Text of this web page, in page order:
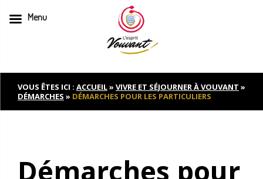
to
contentVOUS ÊTES ICI : ACCUEIL» VIVRE ET SÉJOURNER À VOUVANT »
DÉMARCHES » DÉMARCHES POUR LES PARTICULIERS
Démarches pour
Menu